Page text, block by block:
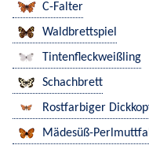
C-Falter
Waldbrettspiel
Tintenfleckweißling
Schachbrett
Rostfarbiger
Mädesüß-